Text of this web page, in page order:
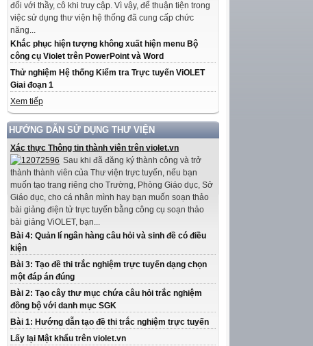
đối với thầy, cô khi truy cập. Vì vậy, để thuận tiện trong
việc sử dụng thư viện hệ thống đã cung cấp chức
năng...
Khắc phục hiện tượng không xuất hiện menu Bộ
công cụ Violet trên PowerPoint và Word
Thử nghiệm Hệ thống Kiểm tra Trực tuyến ViOLET
Giai đoạn 1
Xem tiếp
HƯỚNG DẪN SỬ DỤNG THƯ VIỆN
Xác thực Thông tin thành viên trên violet.vn
Sau khi đã đăng ký thành công và trở
thành thành viên của Thư viện trực tuyến, nếu bạn
muốn tạo trang riêng cho Trường, Phòng Giáo dục, Sở
Giáo dục, cho cá nhân mình hay bạn muốn soạn thảo
bài giảng điện tử trực tuyến bằng công cụ soạn thảo
bài giảng ViOLET, bạn...
Bài 4: Quản lí ngân hàng câu hỏi và sinh đề có điều
kiện
Bài 3: Tạo đề thi trắc nghiệm trực tuyến dạng chọn
một đáp án đúng
Bài 2: Tạo cây thư mục chứa câu hỏi trắc nghiệm
đồng bộ với danh mục SGK
Bài 1: Hướng dẫn tạo đề thi trắc nghiệm trực tuyến
Lấy lại Mật khẩu trên violet.vn